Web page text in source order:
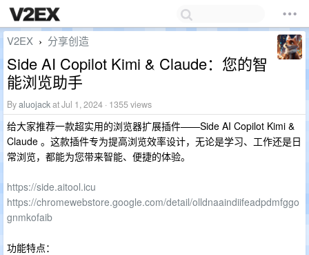
V2EX › 分享创造
Side AI Copilot Kimi & Claude：您的智
能浏览助手
Byaluojackat Jul 1, 2024 · 1355 views
给大家推荐一款超实用的浏览器扩展插件——Side AI Copilot Kimi &
Claude 。这款插件专为提高浏览效率设计，无论是学习、工作还是日
常浏览，都能为您带来智能、便捷的体验。
https://side.aitool.icu
https://chromewebstore.google.com/detail/olldnaaindiifeadpdmfggo
gnmkofaib
功能特点：